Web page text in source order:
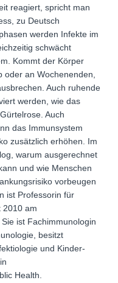
reagiert, spricht man
zu Deutsch
werden Infekte im
schwächt
Kommt der Körper
oder an Wochenenden,
Auch ruhende
werden, wie das
Auch
das Immunsystem
zusätzlich erhöhen. Im
warum ausgerechnet
und wie Menschen
vorbeugen
ist Professorin für
2010 am
ist Fachimmunologin
besitzt
und Kinder-
Health.